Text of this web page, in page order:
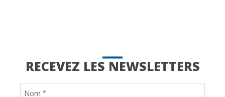
RECEVEZ LES NEWSLETTERS